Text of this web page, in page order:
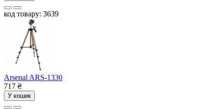
код товару: 3639
Arsenal ARS-1330
717 ₴
У кошик